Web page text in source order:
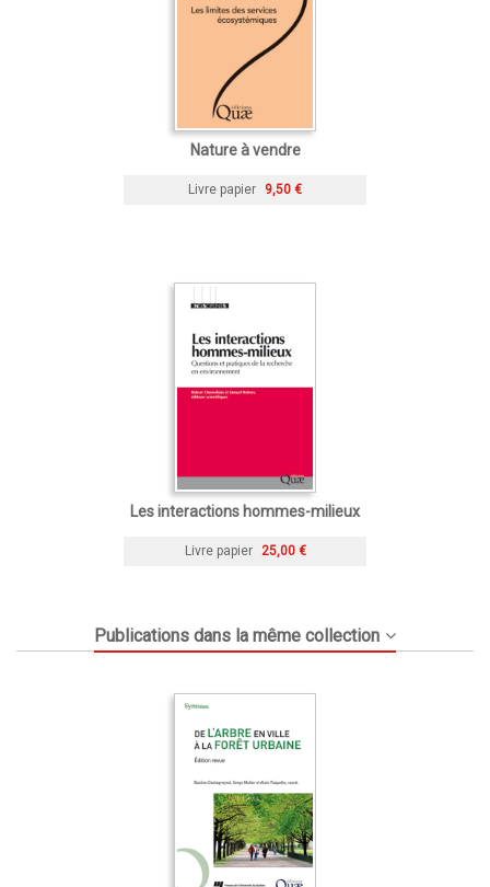
Nature à vendre
Livre papier 9,50 €
Les interactions hommes-milieux
Livre papier 25,00 €
Publications dans la même collection